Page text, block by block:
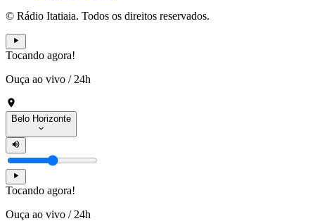
© Rádio Itatiaia. Todos os direitos reservados.
Tocando agora!
Ouça ao vivo / 24h
Belo Horizonte
Tocando agora!
Ouça ao vivo / 24h